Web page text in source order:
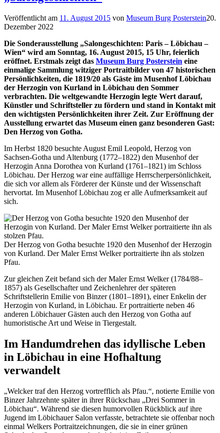
Veröffentlicht am 11. August 2015 von Museum Burg Posterstein20.
Dezember 2022
Die Sonderausstellung „Salongeschichten: Paris – Löbichau –
Wien“ wird am Sonntag, 16. August 2015, 15 Uhr, feierlich
eröffnet. Erstmals zeigt das Museum Burg Posterstein eine
einmalige Sammlung witziger Portraitbilder von 47 historischen
Persönlichkeiten, die 1819/20 als Gäste im Musenhof Löbichau
der Herzogin von Kurland in Löbichau den Sommer
verbrachten. Die weltgewandte Herzogin legte Wert darauf,
Künstler und Schriftsteller zu fördern und stand in Kontakt mit
den wichtigsten Persönlichkeiten ihrer Zeit. Zur Eröffnung der
Ausstellung erwartet das Museum einen ganz besonderen Gast:
Den Herzog von Gotha.
Im Herbst 1820 besuchte August Emil Leopold, Herzog von
Sachsen-Gotha und Altenburg (1772–1822) den Musenhof der
Herzogin Anna Dorothea von Kurland (1761–1821) im Schloss
Löbichau. Der Herzog war eine auffällige Herrscherpersönlichkeit,
die sich vor allem als Förderer der Künste und der Wissenschaft
hervortat. Im Musenhof Löbichau zog er alle Aufmerksamkeit auf
sich.
Der Herzog von Gotha besuchte 1920 den Musenhof der Herzogin
von Kurland. Der Maler Ernst Welker portraitierte ihn als stolzen
Pfau.
Zur gleichen Zeit befand sich der Maler Ernst Welker (1784/88–
1857) als Gesellschafter und Zeichenlehrer der späteren
Schriftstellerin Emilie von Binzer (1801–1891), einer Enkelin der
Herzogin von Kurland, in Löbichau. Er portraitierte neben 46
anderen Löbichauer Gästen auch den Herzog von Gotha auf
humoristische Art und Weise in Tiergestalt.
Im Handumdrehen das idyllische Leben
in Löbichau in eine Hofhaltung
verwandelt
„Welcker traf den Herzog vortrefflich als Pfau.“, notierte Emilie von
Binzer Jahrzehnte später in ihrer Rückschau „Drei Sommer in
Löbichau“. Während sie diesen humorvollen Rückblick auf ihre
Jugend im Löbichauer Salon verfasste, betrachtete sie offenbar noch
einmal Welkers Portraitzeichnungen, die sie in einer grünen